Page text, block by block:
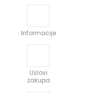
Informacije
Uslovi
zakupa